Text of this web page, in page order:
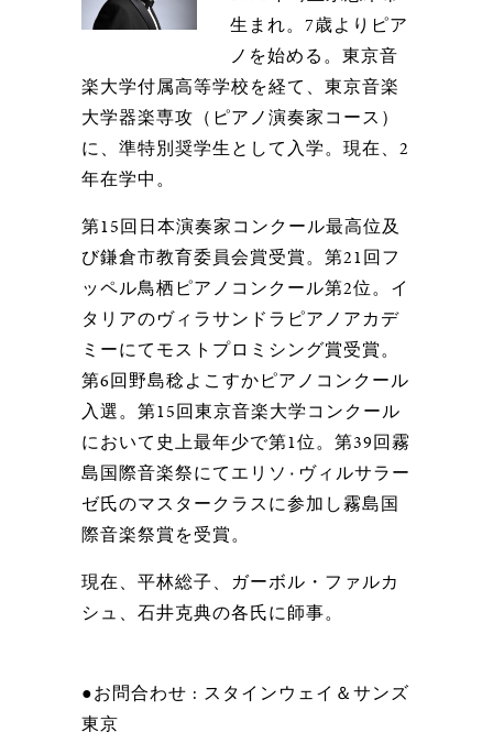
生まれ。7歳よりピア
ノを始める。東京音
楽大学付属高等学校を経て、東京音楽
大学器楽専攻（ピアノ演奏家コース）
に、準特別奨学生として入学。現在、2
年在学中。
第15回日本演奏家コンクール最高位及
び鎌倉市教育委員会賞受賞。第21回フ
ッペル鳥栖ピアノコンクール第2位。イ
タリアのヴィラサンドラピアノアカデ
ミーにてモストプロミシング賞受賞。
第6回野島稔よこすかピアノコンクール
入選。第15回東京音楽大学コンクール
において史上最年少で第1位。第39回霧
島国際音楽祭にてエリソ٠ヴィルサラー
ゼ氏のマスタークラスに参加し霧島国
際音楽祭賞を受賞。
現在、平林総子、ガーボル・ファルカ
シュ、石井克典の各氏に師事。
●お問合わせ : スタインウェイ＆サンズ
東京